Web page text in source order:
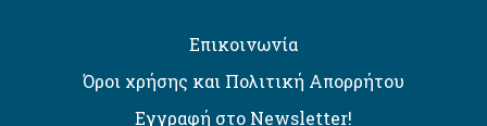
Επικοινωνία
Όροι χρήσης και Πολιτική Απορρήτου
Εγγραφή στο Newsletter!